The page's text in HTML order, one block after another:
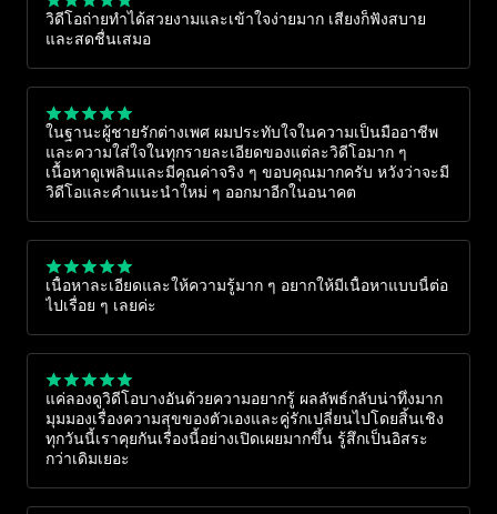
วิดีโอถ่ายทำได้สวยงามและเข้าใจง่ายมาก เสียงก็ฟังสบาย
และสดชื่นเสมอ
ในฐานะผู้ชายรักต่างเพศ ผมประทับใจในความเป็นมืออาชีพ
และความใส่ใจในทุกรายละเอียดของแต่ละวิดีโอมาก ๆ
เนื้อหาดูเพลินและมีคุณค่าจริง ๆ ขอบคุณมากครับ หวังว่าจะมี
วิดีโอและคำแนะนำใหม่ ๆ ออกมาอีกในอนาคต
เนื้อหาละเอียดและให้ความรู้มาก ๆ อยากให้มีเนื้อหาแบบนี้ต่อ
ไปเรื่อย ๆ เลยค่ะ
แค่ลองดูวิดีโอบางอันด้วยความอยากรู้ ผลลัพธ์กลับน่าทึ่งมาก
มุมมองเรื่องความสุขของตัวเองและคู่รักเปลี่ยนไปโดยสิ้นเชิง
ทุกวันนี้เราคุยกันเรื่องนี้อย่างเปิดเผยมากขึ้น รู้สึกเป็นอิสระ
กว่าเดิมเยอะ